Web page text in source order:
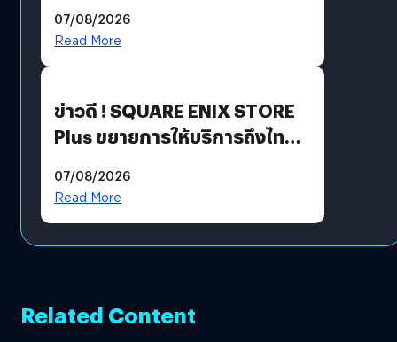
07/08/2026
Read More
ข่าวดี ! SQUARE ENIX STORE
Plus ขยายการให้บริการถึงไทย
โดยตรง
07/08/2026
Read More
Related Content